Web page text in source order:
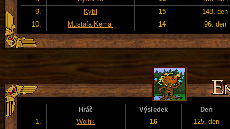
9.
Kybl 15
148. den
10.
Mustafa Kemal 14 96. den
Hráč Výsledek
Den
1.
Wolfik 16
125. den